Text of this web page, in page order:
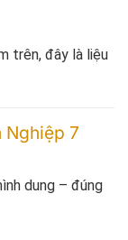
trên, đây là liệu
Nghiệp 7
dung – đúng